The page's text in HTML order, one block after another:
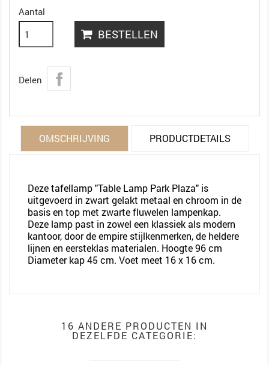
Aantal
BESTELLEN
Delen
OMSCHRIJVING PRODUCTDETAILS
Deze tafellamp "Table Lamp Park Plaza" is
uitgevoerd in zwart gelakt metaal en chroom in de
basis en top met zwarte fluwelen lampenkap.
Deze lamp past in zowel een klassiek als modern
kantoor, door de empire stijlkenmerken, de heldere
lijnen en eersteklas materialen. Hoogte 96 cm
Diameter kap 45 cm. Voet meet 16 x 16 cm.
16 ANDERE PRODUCTEN IN
DEZELFDE CATEGORIE: